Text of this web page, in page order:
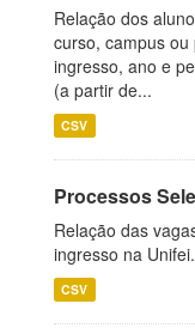
Relação dos
curso, campus
ingresso, ano e
(a partir de...
CSV
Processos
Relação das
ingresso na Unifei.
CSV